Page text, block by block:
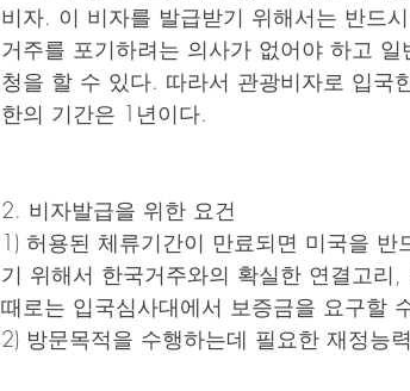
비자. 이 비자를 발급받기 위해서는 반드
거주를 포기하려는 의사가 없어야 하고
청을 할 수 있다. 따라서 관광비자로 입국
한의 기간은 1년이다.
2. 비자발급을 위한 요건
1) 허용된 체류기간이 만료되면 미국을
기 위해서 한국거주와의 확실한 연결고
때로는 입국심사대에서 보증금을 요구할
2) 방문목적을 수행하는데 필요한 재정능